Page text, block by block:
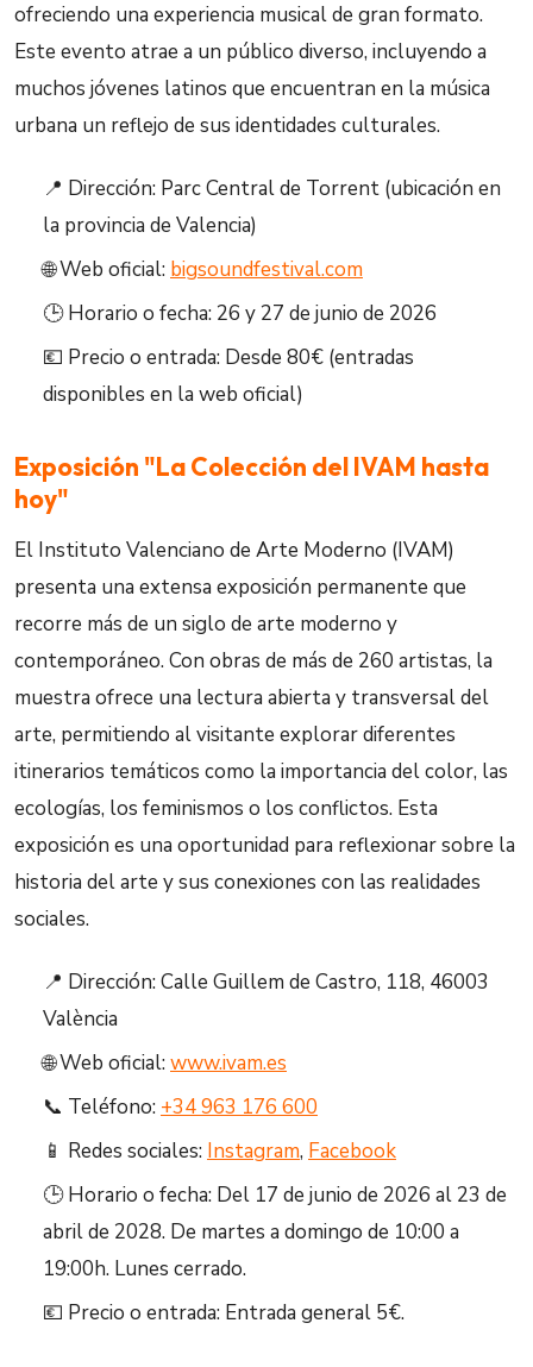
ofreciendo una experiencia musical de gran formato.
Este evento atrae a un público diverso, incluyendo a
muchos jóvenes latinos que encuentran en la música
urbana un reflejo de sus identidades culturales.
📍 Dirección: Parc Central de Torrent (ubicación en
la provincia de Valencia)
🌐 Web oficial: bigsoundfestival.com
🕒 Horario o fecha: 26 y 27 de junio de 2026
💶 Precio o entrada: Desde 80€ (entradas
disponibles en la web oficial)
Exposición "La Colección del IVAM hasta
hoy"
El Instituto Valenciano de Arte Moderno (IVAM)
presenta una extensa exposición permanente que
recorre más de un siglo de arte moderno y
contemporáneo. Con obras de más de 260 artistas, la
muestra ofrece una lectura abierta y transversal del
arte, permitiendo al visitante explorar diferentes
itinerarios temáticos como la importancia del color, las
ecologías, los feminismos o los conflictos. Esta
exposición es una oportunidad para reflexionar sobre la
historia del arte y sus conexiones con las realidades
sociales.
📍 Dirección: Calle Guillem de Castro, 118, 46003
València
🌐 Web oficial:www.ivam.es
📞 Teléfono: +34 963 176 600
📱 Redes sociales: Instagram, Facebook
🕒 Horario o fecha: Del 17 de junio de 2026 al 23 de
abril de 2028. De martes a domingo de 10:00 a
19:00h. Lunes cerrado.
💶 Precio o entrada: Entrada general 5€.